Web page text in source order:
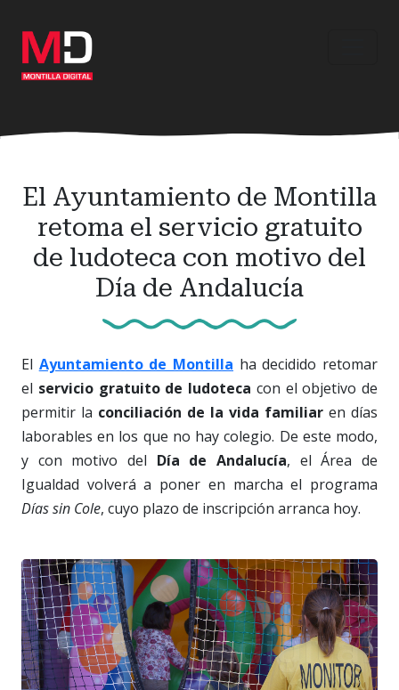
contenido
principal
El Ayuntamiento de Montilla
retoma el servicio gratuito
de ludoteca con motivo del
Día de Andalucía
El Ayuntamiento de Montilla ha decidido retomar
el servicio gratuito de ludoteca con el objetivo de
permitir la conciliación de la vida familiar en días
laborables en los que no hay colegio. De este modo,
y con motivo del Día de Andalucía, el Área de
Igualdad volverá a poner en marcha el programa
Días sin Cole, cuyo plazo de inscripción arranca hoy.